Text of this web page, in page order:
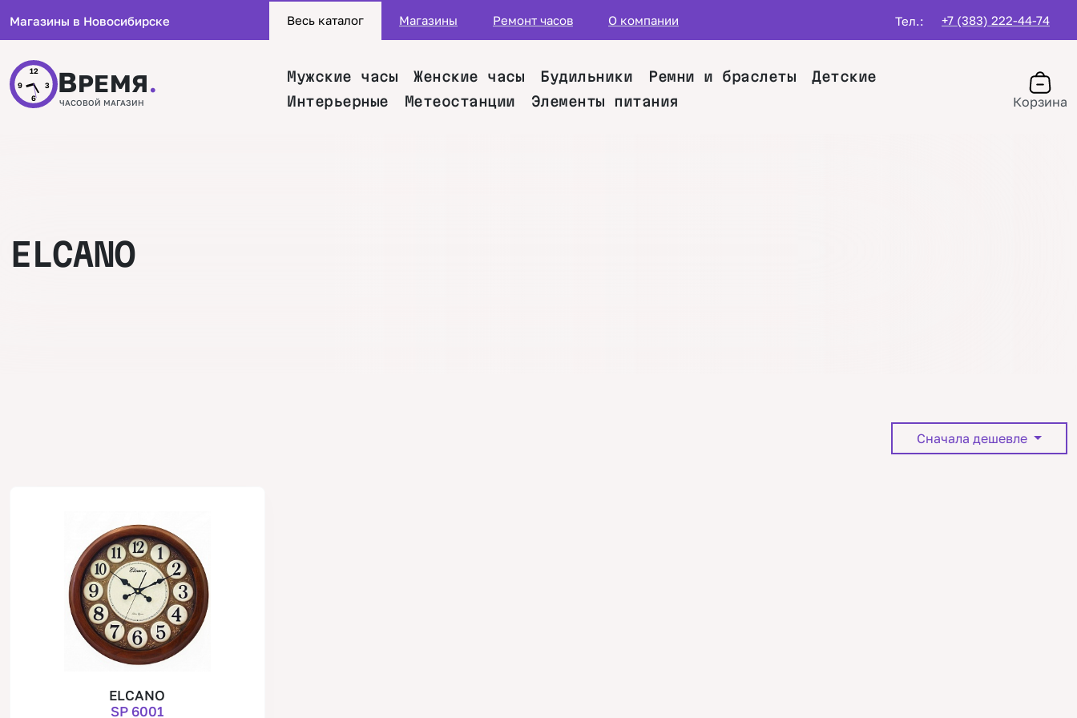
Магазины в Новосибирске Весь каталог Магазины Ремонт часов О компании Тел.: +7 (383) 222-44-74
12
3
6
9 ВРЕМЯ.
ЧАСОВОЙ МАГАЗИН
Мужские часы Женские часы Будильники Ремни и браслеты
Детские
Интерьерные
Метеостанции Элементы питания Корзина
ELCANO
Сначала дешевле
ELCANO
SP 6001